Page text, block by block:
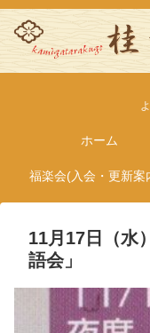
ホーム
福楽会(入会・更新案
11月17日（水
語会」